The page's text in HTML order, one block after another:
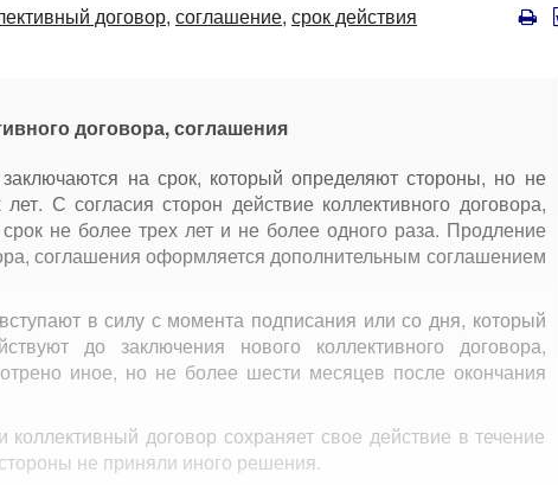
договор, соглашение, срок действия
договора, соглашения
на срок, который определяют стороны, но не
С согласия сторон действие коллективного договора,
не более трех лет и не более одного раза. Продление
соглашения оформляется дополнительным соглашением
в силу с момента подписания или со дня, который
до заключения нового коллективного договора,
иное, но не более шести месяцев после окончания
коллективный договор сохраняет свое действие в течение
не приняли иного решения.